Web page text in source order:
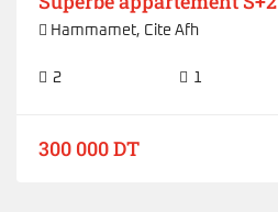
Hammamet, Cite Afh
2 1
300 000 DT